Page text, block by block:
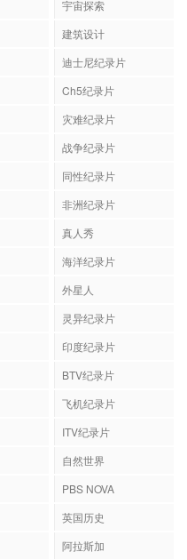
宇宙探索
建筑设计
迪士尼纪录片
Ch5纪录片
灾难纪录片
战争纪录片
同性纪录片
非洲纪录片
真人秀
海洋纪录片
外星人
灵异纪录片
印度纪录片
BTV纪录片
飞机纪录片
ITV纪录片
自然世界
PBS NOVA
英国历史
阿拉斯加